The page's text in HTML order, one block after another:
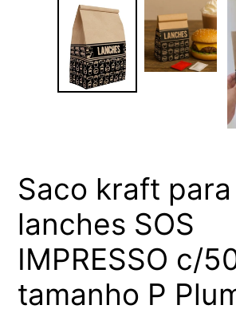
Saco kraft para
lanches SOS
IMPRESSO c/
tamanho P